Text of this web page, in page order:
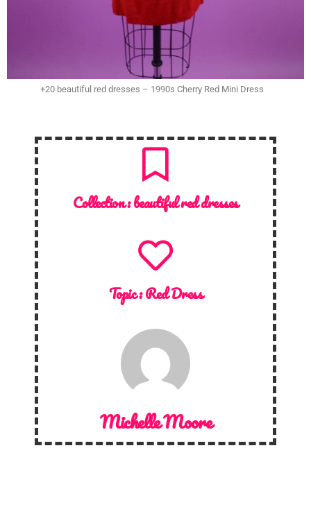
+20 beautiful red dresses – 1990s Cherry Red Mini Dress
Collection :beautiful red dresses
Topic :Red Dress
Michelle Moore